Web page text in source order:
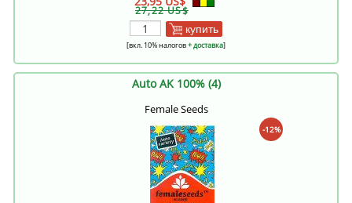
27,22 US$
купить
[вкл. 10% налогов+ доставка]
Auto AK 100% (4)
Female Seeds
-12%